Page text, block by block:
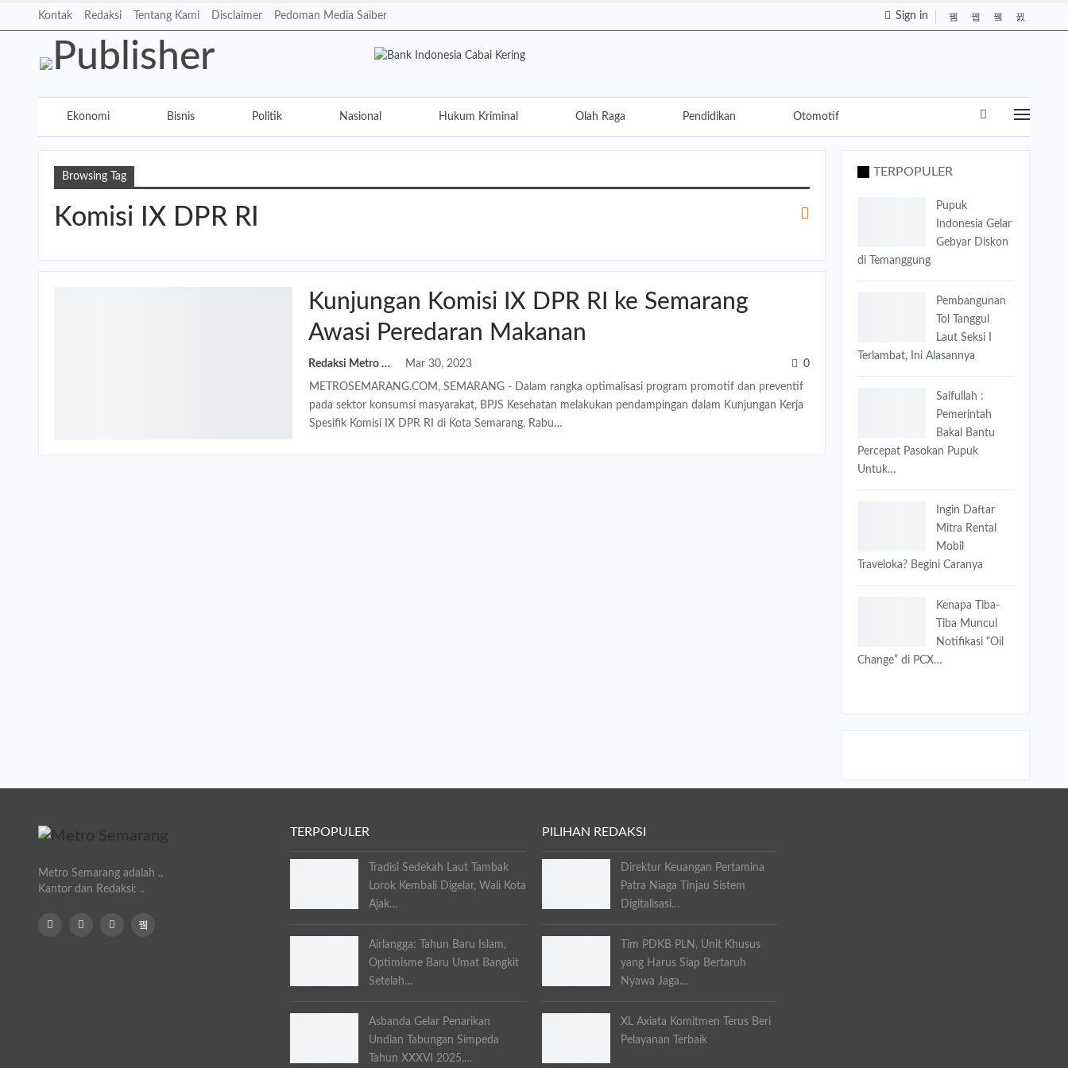
Sign in
Kontak Redaksi Tentang Kami Disclaimer Pedoman Media Saiber
Ekonomi Bisnis Politik Nasional Hukum Kriminal Olah Raga Pendidikan Otomotif
Browsing Tag
Komisi IX DPR RI
Kunjungan Komisi IX DPR RI ke Semarang
Awasi Peredaran Makanan
Redaksi Metro Semarang Mar 30, 2023 0
METROSEMARANG.COM, SEMARANG - Dalam rangka optimalisasi program promotif dan preventif
pada sektor konsumsi masyarakat, BPJS Kesehatan melakukan pendampingan dalam Kunjungan Kerja
Spesifik Komisi IX DPR RI di Kota Semarang, Rabu…
TERPOPULER
Pupuk
Indonesia Gelar
Gebyar Diskon
di Temanggung
Pembangunan
Tol Tanggul
Laut Seksi I
Terlambat, Ini Alasannya
Saifullah :
Pemerintah
Bakal Bantu
Percepat Pasokan Pupuk
Untuk…
Ingin Daftar
Mitra Rental
Mobil
Traveloka? Begini Caranya
Kenapa Tiba-
Tiba Muncul
Notifikasi “Oil
Change” di PCX…
Metro Semarang adalah ..
Kantor dan Redaksi: ..
TERPOPULER
Tradisi Sedekah Laut Tambak
Lorok Kembali Digelar, Wali Kota
Ajak…
Airlangga: Tahun Baru Islam,
Optimisme Baru Umat Bangkit
Setelah…
Asbanda Gelar Penarikan
Undian Tabungan Simpeda
Tahun XXXVI 2025,…
PILIHAN REDAKSI
Direktur Keuangan Pertamina
Patra Niaga Tinjau Sistem
Digitalisasi…
Tim PDKB PLN, Unit Khusus
yang Harus Siap Bertaruh
Nyawa Jaga…
XL Axiata Komitmen Terus Beri
Pelayanan Terbaik